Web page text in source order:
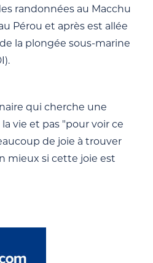
randonnées au Macchu
Pérou et après est allée
la plongée sous-marine
qui cherche une
vie et pas "pour voir ce
de joie à trouver
mieux si cette joie est